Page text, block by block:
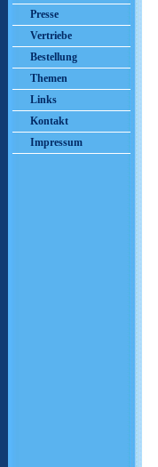
Presse
Vertriebe
Bestellung
Themen
Links
Kontakt
Impressum